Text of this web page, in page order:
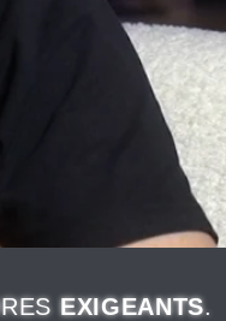
EXIGEANTS.